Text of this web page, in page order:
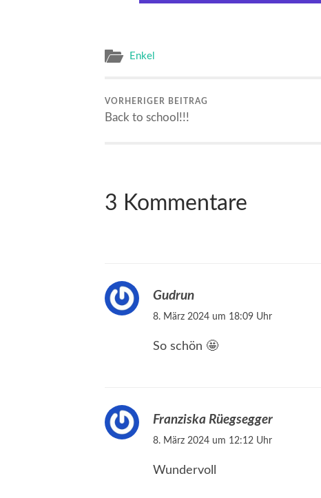
Enkel
VORHERIGER BEITRAG
Back to school!!!
3 Kommentare
Gudrun
8. März 2024 um 18:09 Uhr
So schön 🤩
Franziska Rüegsegger
8. März 2024 um 12:12 Uhr
Wundervoll